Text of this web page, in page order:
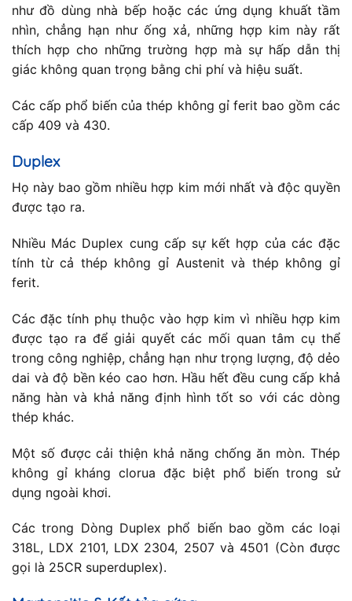
như đồ dùng nhà bếp hoặc các ứng dụng khuất tầm
nhìn, chẳng hạn như ống xả, những hợp kim này rất
thích hợp cho những trường hợp mà sự hấp dẫn thị
giác không quan trọng bằng chi phí và hiệu suất.
Các cấp phổ biến của thép không gỉ ferit bao gồm các
cấp 409 và 430.
Duplex
Họ này bao gồm nhiều hợp kim mới nhất và độc quyền
được tạo ra.
Nhiều Mác Duplex cung cấp sự kết hợp của các đặc
tính từ cả thép không gỉ Austenit và thép không gỉ
ferit.
Các đặc tính phụ thuộc vào hợp kim vì nhiều hợp kim
được tạo ra để giải quyết các mối quan tâm cụ thể
trong công nghiệp, chẳng hạn như trọng lượng, độ dẻo
dai và độ bền kéo cao hơn. Hầu hết đều cung cấp khả
năng hàn và khả năng định hình tốt so với các dòng
thép khác.
Một số được cải thiện khả năng chống ăn mòn. Thép
không gỉ kháng clorua đặc biệt phổ biến trong sử
dụng ngoài khơi.
Các trong Dòng Duplex phổ biến bao gồm các loại
318L, LDX 2101, LDX 2304, 2507 và 4501 (Còn được
gọi là 25CR superduplex).